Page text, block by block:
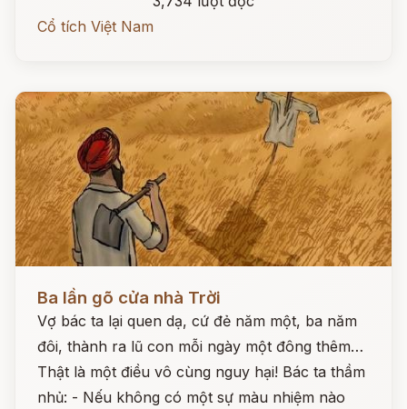
Cổ tích Việt Nam
Đọc ngay
Ba lần gõ cửa nhà Trời
Vợ bác ta lại quen dạ, cứ đẻ năm một, ba năm
đôi, thành ra lũ con mỗi ngày một đông thêm…
Thật là một điều vô cùng nguy hại! Bác ta thầm
nhủ: - Nếu không có một sự màu nhiệm nào